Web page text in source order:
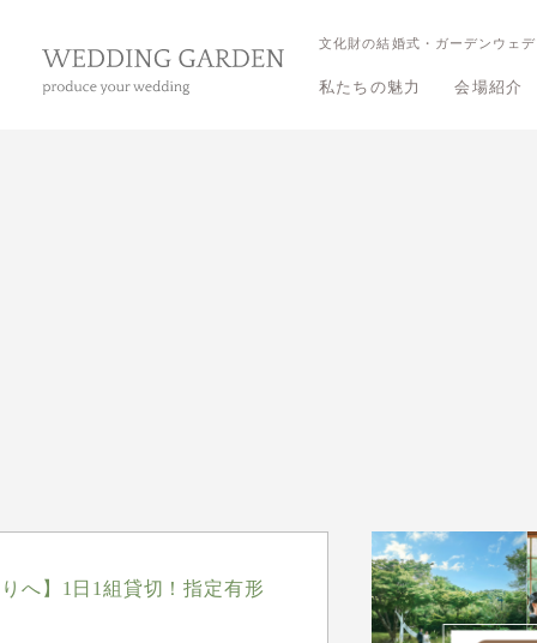
文化財の結婚式・ガーデンウェ
私たちの魅力 会場紹介
へ】1日1組貸切！指定有形